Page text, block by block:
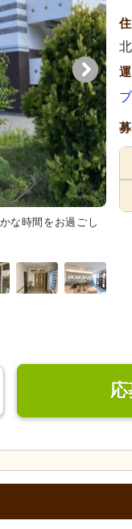
な時間をお過ごし